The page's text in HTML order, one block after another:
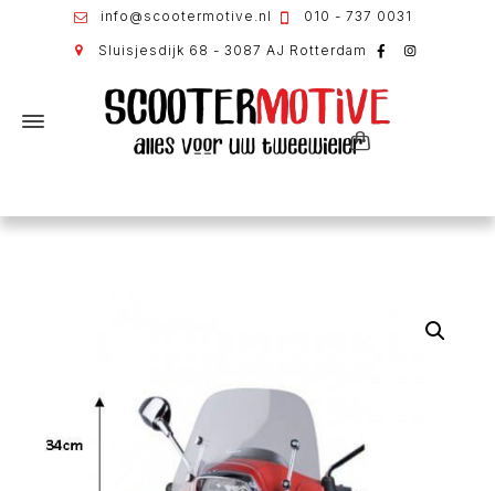
info@scootermotive.nl 010 - 737 0031
Sluisjesdijk 68 - 3087 AJ Rotterdam